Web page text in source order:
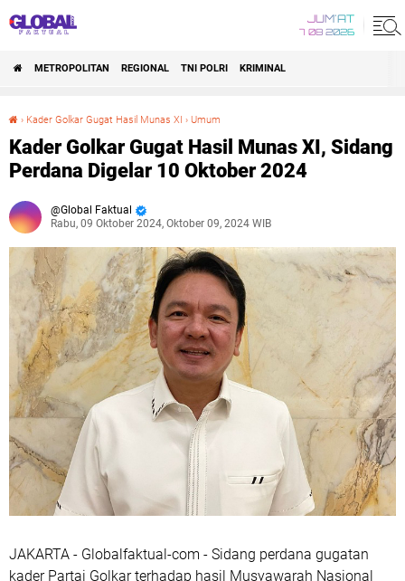
JUM'AT
7 08 2026
METROPOLITAN REGIONAL TNI POLRI KRIMINAL
› Kader Golkar Gugat Hasil Munas XI › Umum
Kader Golkar Gugat Hasil Munas XI, Sidang
Perdana Digelar 10 Oktober 2024
Global Faktual
Rabu, 09 Oktober 2024, Oktober 09, 2024 WIB
JAKARTA - Globalfaktual-com - Sidang perdana gugatan
kader Partai Golkar terhadap hasil Musyawarah Nasional